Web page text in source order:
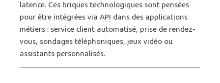
latence. Ces briques technologiques sont pensées
pour être intégrées via API dans des applications
métiers : service client automatisé, prise de rendez-
vous, sondages téléphoniques, jeux vidéo ou
assistants personnalisés.